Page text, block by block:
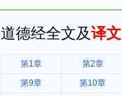
道德经全文及译文
第1章 第2章
第9章
第10章